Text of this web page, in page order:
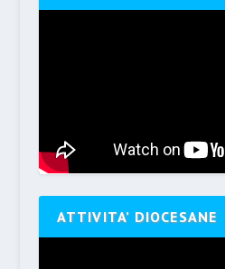
ATTIVITA’ DIOCESANE